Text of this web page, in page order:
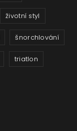
životní styl
šnorchlování
triatlon